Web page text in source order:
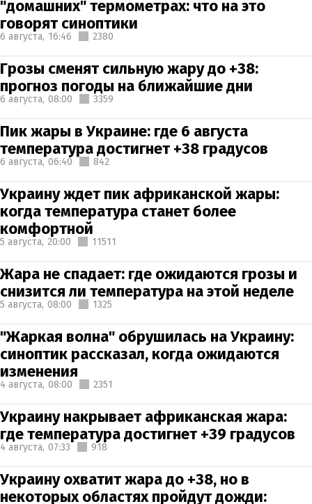
"домашних" термометрах: что на это
говорят синоптики
6 августа, 16:46 2380
Грозы сменят сильную жару до +38:
прогноз погоды на ближайшие дни
6 августа, 08:00 3359
Пик жары в Украине: где 6 августа
температура достигнет +38 градусов
6 августа, 06:40 842
Украину ждет пик африканской жары:
когда температура станет более
комфортной
5 августа, 20:00 11511
Жара не спадает: где ожидаются грозы и
снизится ли температура на этой неделе
5 августа, 08:00 1325
"Жаркая волна" обрушилась на Украину:
синоптик рассказал, когда ожидаются
изменения
4 августа, 08:00 2351
Украину накрывает африканская жара:
где температура достигнет +39 градусов
4 августа, 07:33 918
Украину охватит жара до +38, но в
некоторых областях пройдут дожди: